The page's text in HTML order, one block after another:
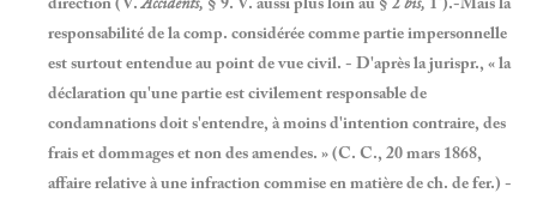
responsabilité de la comp. considérée comme partie impersonnelle
est surtout entendue au point de vue civil. - D'après la jurispr., « la
déclaration qu'une partie est civilement responsable de
condamnations doit s'entendre, à moins d'intention contraire, des
frais et dommages et non des amendes. » (C. C., 20 mars 1868,
affaire relative à une infraction commise en matière de ch. de fer.) -